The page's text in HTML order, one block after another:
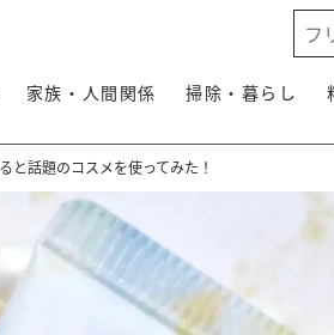
家族・人間関係 掃除・暮らし
と話題のコスメを使ってみた！